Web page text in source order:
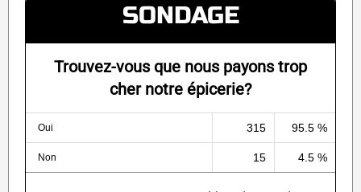
SONDAGE
Trouvez-vous que nous payons trop
cher notre épicerie?
Oui 315 95.5 %
Non 15 4.5 %